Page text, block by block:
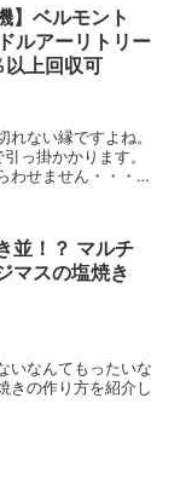
】ベルモント
ルアーリトリー
上回収可
ない縁ですよね。
っ掛かかります。
わせません・・・・
並！？ マルチ
マスの塩焼き
いなんてもったいな
きの作り方を紹介し